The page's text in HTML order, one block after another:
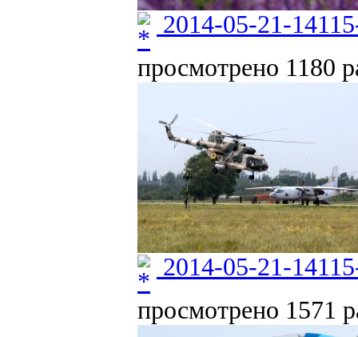
2014-05-21-
просмотрено 1180
2014-05-21-
просмотрено 1571